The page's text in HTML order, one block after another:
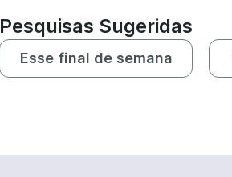
Pesquisas Sugeridas
Esse final de semana